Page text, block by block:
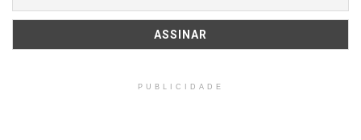
PUBLICIDADE